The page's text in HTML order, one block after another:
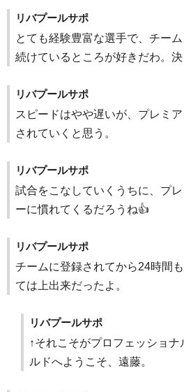
リバプールサポ
とても経験豊富な選手で、チー
続けているところが好きだわ。決
リバプールサポ
スピードはやや遅いが、プレミ
されていくと思う。
リバプールサポ
試合をこなしていくうちに、プ
ーに慣れてくるだろうね👍
リバプールサポ
チームに登録されてから24時間
ては上出来だったよ。
リバプールサポ
↑それこそがプロフェッショ
ルドへようこそ、遠藤。